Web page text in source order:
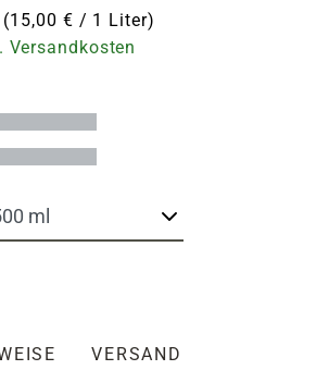
€ / 1 Liter)
Versandkosten
VERSAND